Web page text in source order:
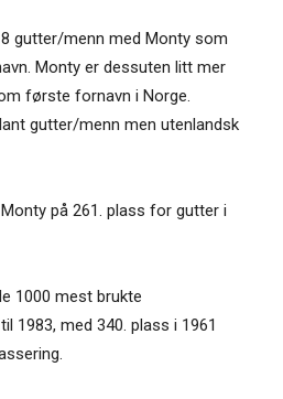
8 gutter/menn med Monty som
Monty er dessuten litt mer
første fornavn i Norge.
gutter/menn men utenlandsk
på 261. plass for gutter i
1000 mest brukte
1983, med 340. plass i 1961